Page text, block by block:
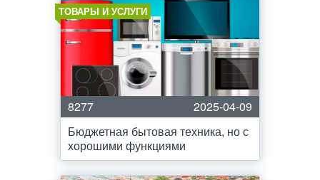
ТОВАРЫ И УСЛУГИ
8277
2025-04-09
Бюджетная бытовая техника, но с
хорошими функциями